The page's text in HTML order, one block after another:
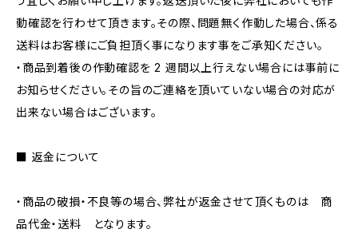
動確認を行わせて頂きます。その際、問題無く作動した場合、係る
送料はお客様にご負担頂く事になります事をご承知ください。
・商品到着後の作動確認を 2 週間以上行えない場合には事前に
お知らせください。その旨のご連絡を頂いていない場合の対応が
出来ない場合はございます。
■ 返金について
・商品の破損・不良等の場合、弊社が返金させて頂くものは 商
品代金・送料 となります。